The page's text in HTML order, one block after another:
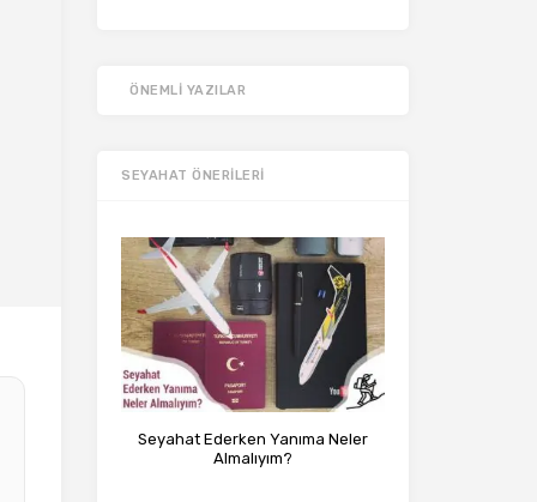
ÖNEMLI YAZILAR
SEYAHAT ÖNERILERI
Seyahat Ederken Yanıma Neler
Almalıyım?